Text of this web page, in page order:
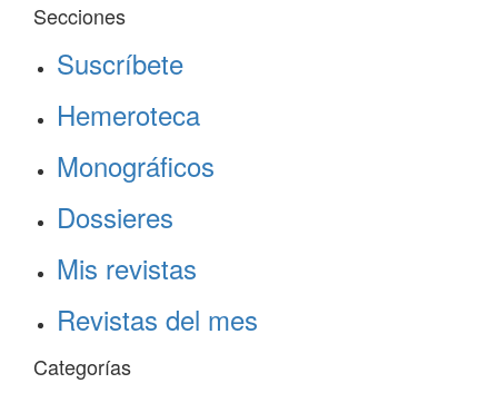
Secciones
Suscríbete
Hemeroteca
Monográficos
Dossieres
Mis revistas
Revistas del mes
Categorías